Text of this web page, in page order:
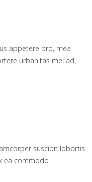
appetere pro, mea
urbanitas mel ad,
suscipit lobortis
ea commodo.